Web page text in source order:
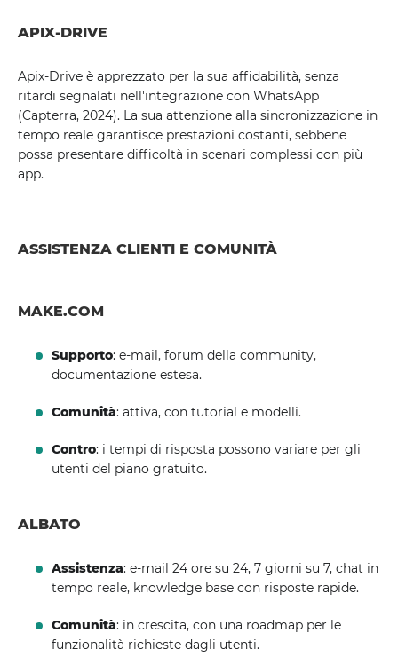
APIX-DRIVE
Apix-Drive è apprezzato per la sua affidabilità, senza
ritardi segnalati nell'integrazione con WhatsApp
(Capterra, 2024). La sua attenzione alla sincronizzazione in
tempo reale garantisce prestazioni costanti, sebbene
possa presentare difficoltà in scenari complessi con più
app.
ASSISTENZA CLIENTI E COMUNITÀ
MAKE.COM
Supporto: e-mail, forum della community,
documentazione estesa.
Comunità: attiva, con tutorial e modelli.
Contro: i tempi di risposta possono variare per gli
utenti del piano gratuito.
ALBATO
Assistenza: e-mail 24 ore su 24, 7 giorni su 7, chat in
tempo reale, knowledge base con risposte rapide.
Comunità: in crescita, con una roadmap per le
funzionalità richieste dagli utenti.